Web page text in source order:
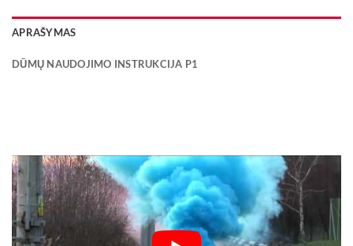
APRAŠYMAS
DŪMŲ NAUDOJIMO INSTRUKCIJA P1